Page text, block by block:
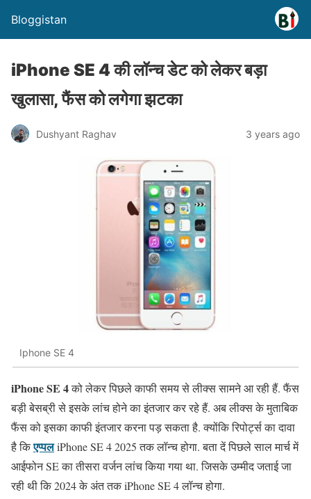
Bloggistan
iPhone SE 4 की लॉन्च डेट को लेकर बड़ा
खुलासा, फैंस को लगेगा झटका
Dushyant Raghav 3 years ago
Iphone SE 4
iPhone SE 4को लेकर पिछले काफी समय से लीक्स सामने आ रही हैं. फैंस
बड़ी बेसब्री से इसके लांच होने का इंतजार कर रहे हैं. अब लीक्स के मुताबिक
फैंस को इसका काफी इंतजार करना पड़ सकता है. क्योंकि रिपोर्ट्स का दावा
है किएप्पलiPhone SE 4 2025 तक लॉन्च होगा. बता दें पिछले साल मार्च में
आईफोन SE का तीसरा वर्जन लांच किया गया था. जिसके उम्मीद जताई जा
रही थी कि 2024 के अंत तक iPhone SE 4 लॉन्च होगा.